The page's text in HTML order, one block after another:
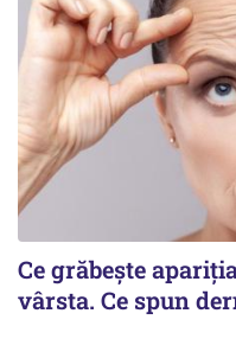
Ce grăbește
vârsta. Ce spun